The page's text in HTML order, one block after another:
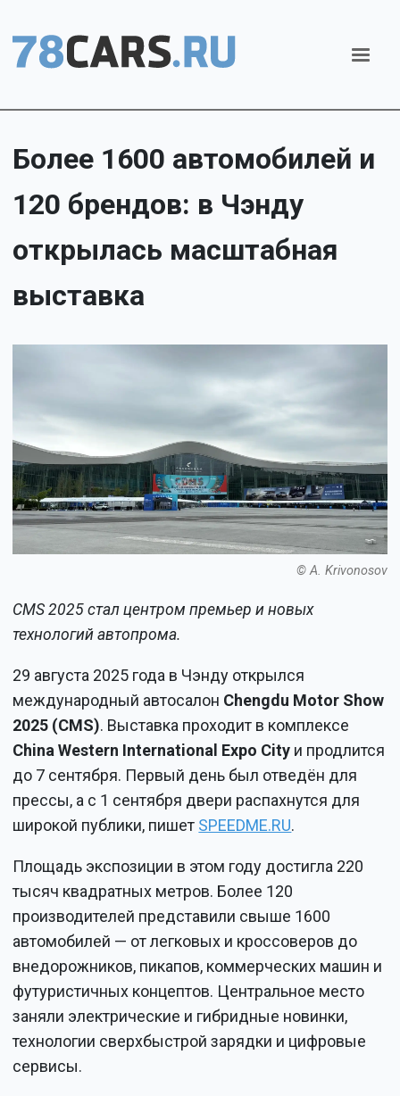
Более 1600 автомобилей и
120 брендов: в Чэнду
открылась масштабная
выставка
© A. Krivonosov
CMS 2025 стал центром премьер и новых
технологий автопрома.
29 августа 2025 года в Чэнду открылся
международный автосалон Chengdu Motor Show
2025 (CMS). Выставка проходит в комплексе
China Western International Expo City и продлится
до 7 сентября. Первый день был отведён для
прессы, а с 1 сентября двери распахнутся для
широкой публики, пишет SPEEDME.RU.
Площадь экспозиции в этом году достигла 220
тысяч квадратных метров. Более 120
производителей представили свыше 1600
автомобилей — от легковых и кроссоверов до
внедорожников, пикапов, коммерческих машин и
футуристичных концептов. Центральное место
заняли электрические и гибридные новинки,
технологии сверхбыстрой зарядки и цифровые
сервисы.